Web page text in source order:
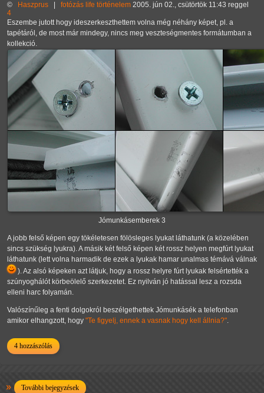
© Haszprus fotózás life történelem 2005. jún 02., csütörtök 11:43 reggel
4
Eszembe jutott hogy ideszerkeszthettem volna még néhány képet, pl. a
tapétáról, de most már mindegy, nincs meg veszteségmentes formátumban a
kollekció.
Jómunkásemberek 3
A jobb felső képen egy tökéletesen fölösleges lyukat láthatunk (a közelében
sincs szükség lyukra). A másik két felső képen két rossz helyen megfúrt lyukat
láthatunk (lett volna harmadik de ezek a lyukak hamar unalmas témává válnak
). Az alsó képeken azt látjuk, hogy a rossz helyre fúrt lyukak felsértették a
szúnyoghálót körbeölelő szerkezetet. Ez nyilván jó hatással lesz a rozsda
elleni harc folyamán.
Valószínűleg a fenti dolgokról beszélgethettek Jómunkásék a telefonban
amikor elhangzott, hogy "Te figyelj, ennek a vasnak hogy kell állnia?".
4 hozzászólás
További bejegyzések